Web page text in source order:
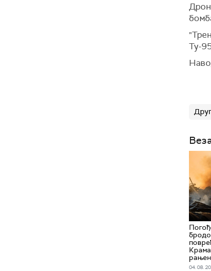
Ту-
04. 08.